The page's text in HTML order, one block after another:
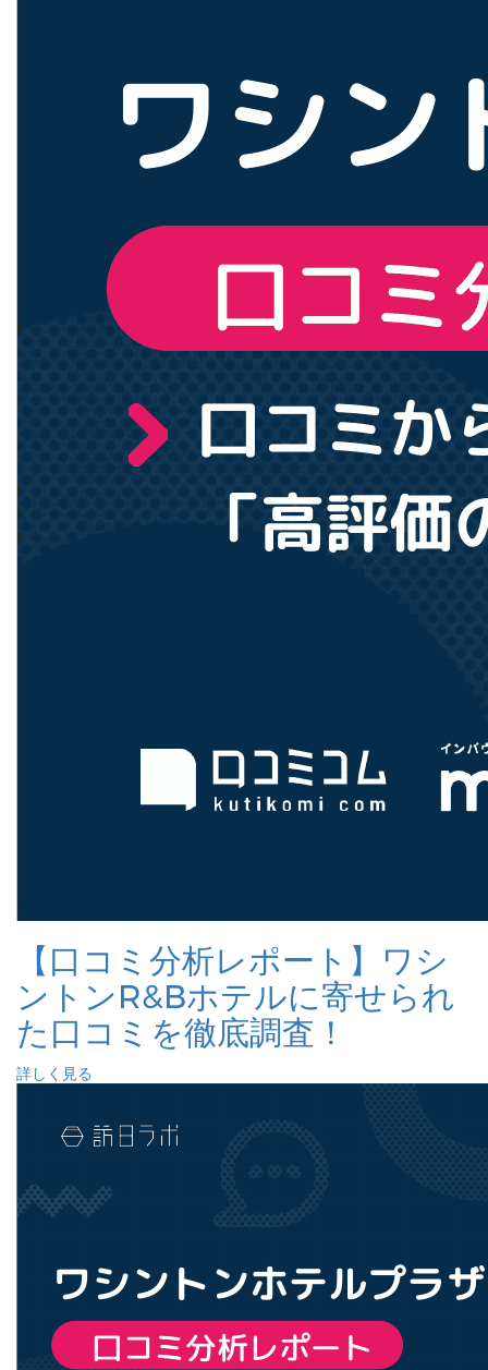
【口コミ分析レポート】ワシ
ントンR&Bホテルに寄せられ
た口コミを徹底調査！
詳しく見る